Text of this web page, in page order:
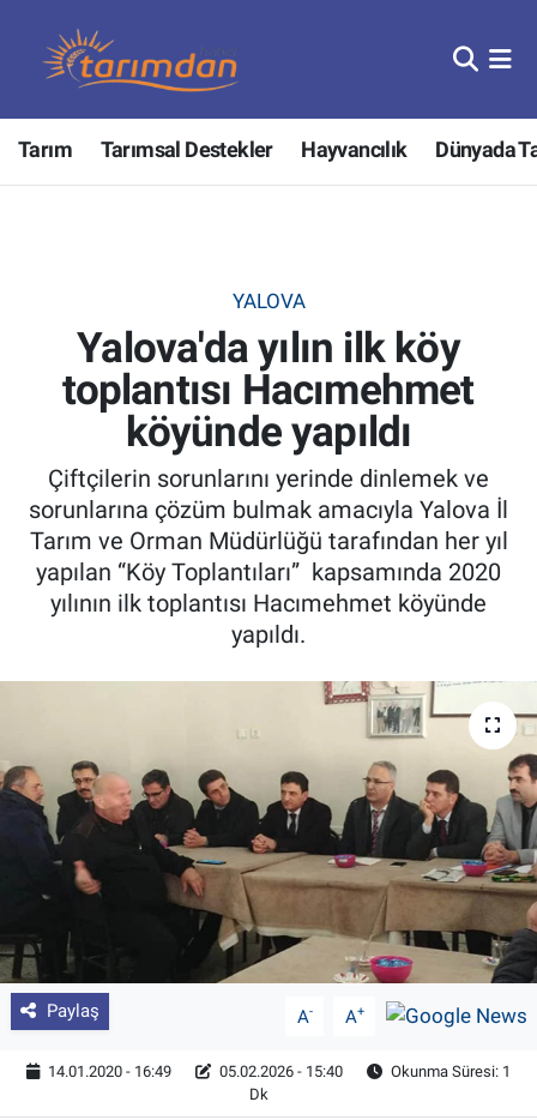
Tarım Tarımsal Destekler Hayvancılık Dünyada
YALOVA
Yalova'da yılın ilk köy
toplantısı Hacımehmet
köyünde yapıldı
Çiftçilerin sorunlarını yerinde dinlemek ve
sorunlarına çözüm bulmak amacıyla Yalova İl
Tarım ve Orman Müdürlüğü tarafından her yıl
yapılan “Köy Toplantıları” kapsamında 2020
yılının ilk toplantısı Hacımehmet köyünde
yapıldı.
Paylaş A- A+
14.01.2020 - 16:49 05.02.2026 - 15:40
Okunma Süresi: 1
Dk
Tarım
Hayvancılık
Tarımsal Destekler
Tarım Bakanlığı
Tarım Kredi Kooperatifleri
Pankobirlik
Yetiştirici Soruyor
Dünyada Tarım
Üretici Birlikleri
Şeker ve Şekerli Mamüller
Tahıllar ve Baklagiller
Tohum
Nöbetçi Eczaneler
Hava Durumu
Tüm Manşetler
Son Dakika Haberleri
Haber Arşivi